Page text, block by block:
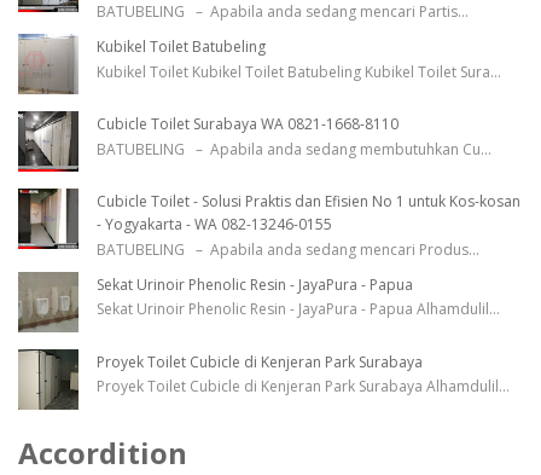
BATUBELING – Apabila anda sedang mencari Partis...
Kubikel Toilet Batubeling
Kubikel Toilet Kubikel Toilet Batubeling Kubikel Toilet Sura...
Cubicle Toilet Surabaya WA 0821-1668-8110
BATUBELING – Apabila anda sedang membutuhkan Cu...
Cubicle Toilet - Solusi Praktis dan Efisien No 1 untuk Kos-kosan
- Yogyakarta - WA 082-13246-0155
BATUBELING – Apabila anda sedang mencari Produs...
Sekat Urinoir Phenolic Resin - JayaPura - Papua
Sekat Urinoir Phenolic Resin - JayaPura - Papua Alhamdulil...
Proyek Toilet Cubicle di Kenjeran Park Surabaya
Proyek Toilet Cubicle di Kenjeran Park Surabaya Alhamdulil...
Accordition